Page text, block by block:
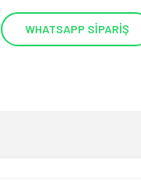
WHATSAPP SİPARİŞ